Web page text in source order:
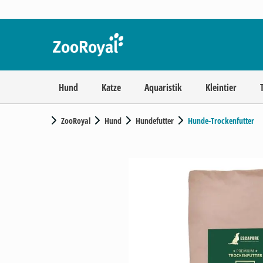
Hund Katze Aquaristik Kleintier
ZooRoyal Hund Hundefutter Hunde-Trockenfutter